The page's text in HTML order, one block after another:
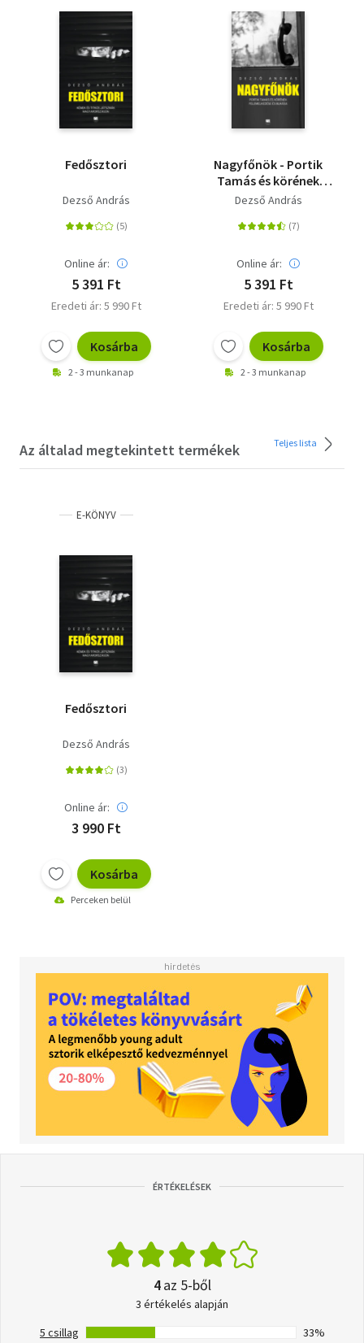
Fedősztori
Dezső András
Online ár:
5 391 Ft
Eredeti ár: 5 990 Ft
Kosárba
2 - 3 munkanap
Nagyfőnök - Portik
Tamás és körének
felemelkedése és
Dezső András
Online ár:
5 391 Ft
Eredeti ár: 5 990 Ft
Kosárba
2 - 3 munkanap
Az általad megtekintett termékek Teljes lista
E-KÖNYV
Fedősztori
Dezső András
Online ár:
3 990 Ft
Kosárba
Perceken belül
ÉRTÉKELÉSEK
4az 5-ből
3 értékelés alapján
5 csillag
33%